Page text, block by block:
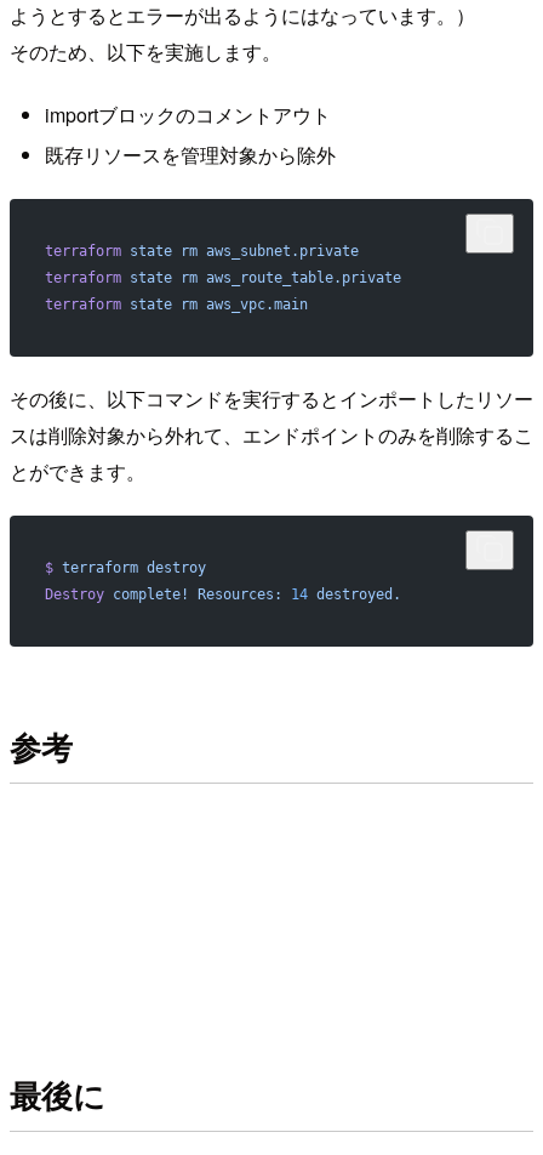
ようとするとエラーが出るようにはなっています。）
そのため、以下を実施します。
importブロックのコメントアウト
既存リソースを管理対象から除外
terraform state rm aws_subnet.private
terraform state rm aws_route_table.private
terraform state rm aws_vpc.main
その後に、以下コマンドを実行するとインポートしたリソー
スは削除対象から外れて、エンドポイントのみを削除するこ
とができます。
$ terraform destroy
Destroy complete! Resources: 14 destroyed.
参考
最後に